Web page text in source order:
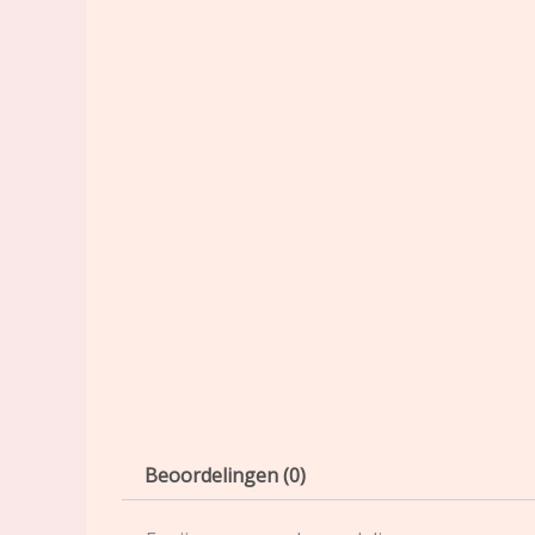
Beoordelingen (0)